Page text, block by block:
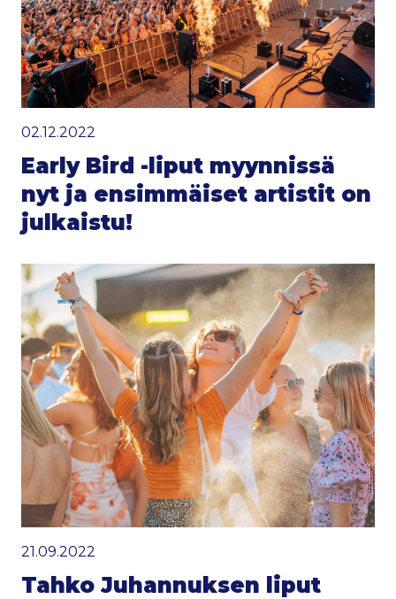
02.12.2022
Early Bird -liput myynnissä
nyt ja ensimmäiset artistit on
julkaistu!
21.09.2022
Tahko Juhannuksen liput